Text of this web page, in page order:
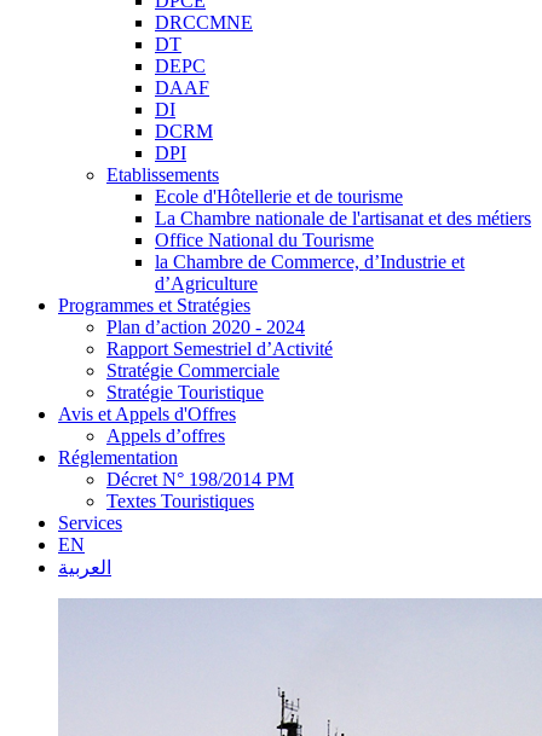
DRCCMNE
DT
DEPC
DAAF
DI
DCRM
DPI
Etablissements
Ecole d'Hôtellerie et de tourisme
La Chambre nationale de l'artisanat et des métiers
Office National du Tourisme
la Chambre de Commerce, d’Industrie et
d’Agriculture
Programmes et Stratégies
Plan d’action 2020 - 2024
Rapport Semestriel d’Activité
Stratégie Commerciale
Stratégie Touristique
Avis et Appels d'Offres
Appels d’offres
Réglementation
Décret N° 198/2014 PM
Textes Touristiques
Services
EN
العربية